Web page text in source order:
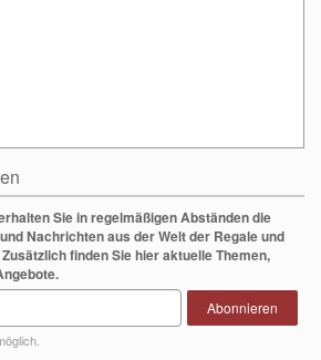
Sie in regelmäßigen Abständen die
Nachrichten aus der Welt der Regale und
finden Sie hier aktuelle Themen,
Abonnieren